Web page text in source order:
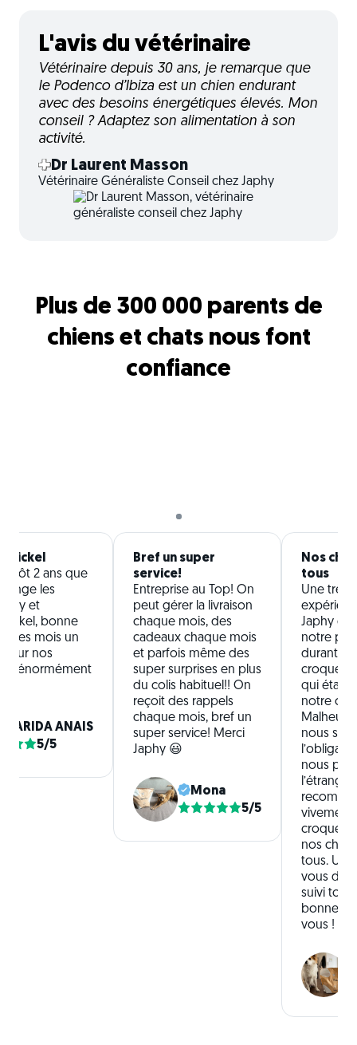
L'avis du vétérinaire
Vétérinaire depuis 30 ans, je remarque que
le Podenco d’Ibiza est un chien endurant
avec des besoins énergétiques élevés. Mon
conseil ? Adaptez son alimentation à son
activité.
Dr Laurent Masson
Vétérinaire Généraliste Conseil chez Japhy
Plus de 300 000 parents de
chiens et chats nous font
confiance
nickel
2 ans que
les
et
bonne
les mois un
nos
énormément
ANAIS
5/5
Bref un super
service!
Entreprise au Top! On
peut gérer la livraison
chaque mois, des
cadeaux chaque mois
et parfois même des
super surprises en plus
du colis habituel!! On
reçoit des rappels
chaque mois, bref un
super service! Merci
Japhy 😃
Mona
5/5
Nos
tous
Une très
Japhy
notre
durant 1
qui
notre
nous
nous
vivement
nos
tous. Un
vous de
suivi tout
bonne
vous !